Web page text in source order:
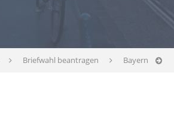
Briefwahl beantragen Bayern